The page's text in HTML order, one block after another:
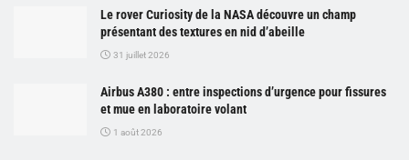
Le rover Curiosity de la NASA découvre un champ
présentant des textures en nid d’abeille
31 juillet 2026
Airbus A380 : entre inspections d’urgence pour fissures
et mue en laboratoire volant
1 août 2026